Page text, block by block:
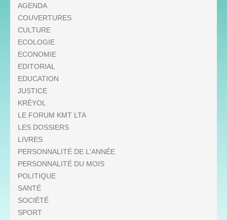
AGENDA
COUVERTURES
CULTURE
ECOLOGIE
ECONOMIE
EDITORIAL
EDUCATION
JUSTICE
KRÉYOL
LE FORUM KMT LTA
LES DOSSIERS
LIVRES
PERSONNALITÉ DE L'ANNÉE
PERSONNALITÉ DU MOIS
POLITIQUE
SANTÉ
SOCIÉTÉ
SPORT